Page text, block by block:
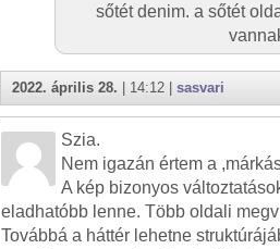
sőtét denim. a sőtét
2022. április 28. | 14:12 | sasvari
Szia.
Nem igazán értem a
A kép bizonyos
eladhatóbb lenne. Több oldali
Továbbá a háttér lehetne